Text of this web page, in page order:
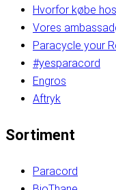
Hvorfor købe
Vores
Paracycle your
#yesparacord
Engros
Aftryk
Sortiment
Paracord